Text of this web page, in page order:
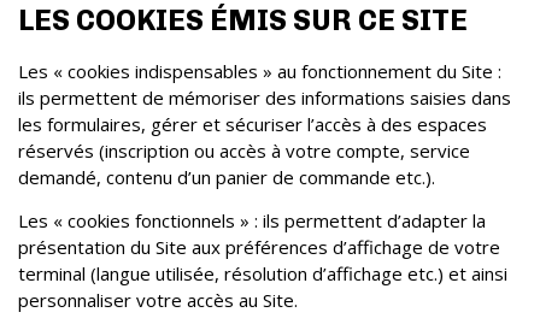
LES COOKIES ÉMIS SUR CE SITE
Les « cookies indispensables » au fonctionnement du Site :
ils permettent de mémoriser des informations saisies dans
les formulaires, gérer et sécuriser l’accès à des espaces
réservés (inscription ou accès à votre compte, service
demandé, contenu d’un panier de commande etc.).
Les « cookies fonctionnels » : ils permettent d’adapter la
présentation du Site aux préférences d’affichage de votre
terminal (langue utilisée, résolution d’affichage etc.) et ainsi
personnaliser votre accès au Site.